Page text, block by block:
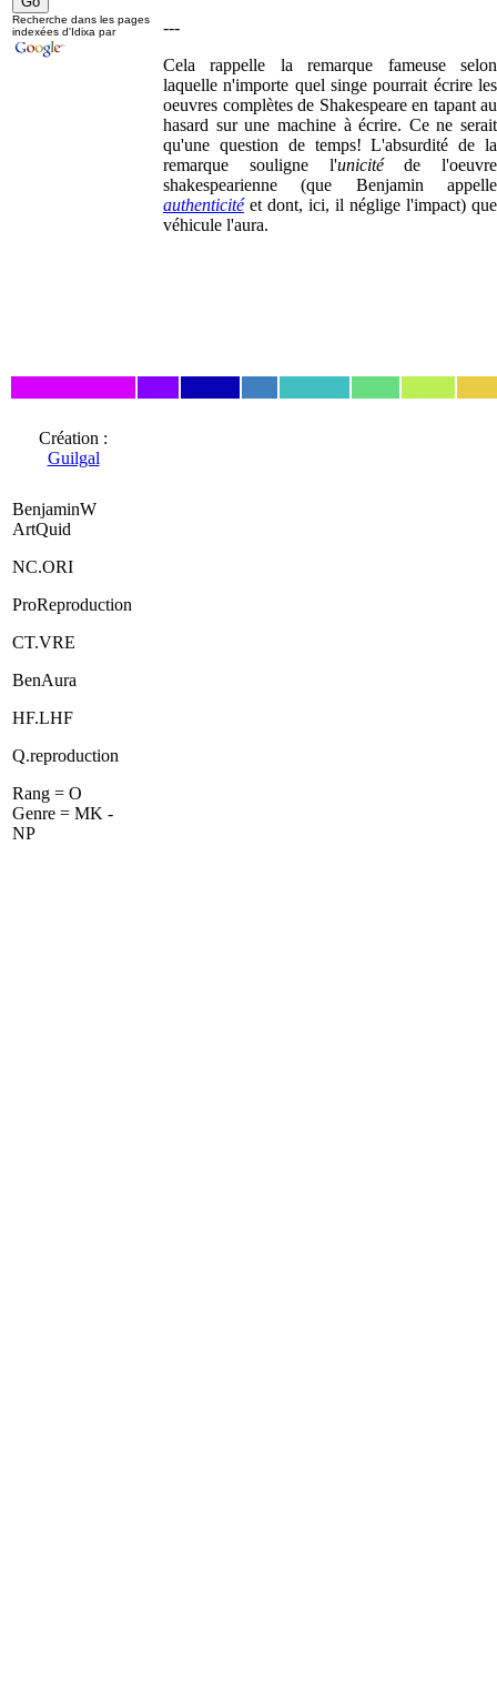
---
Cela rappelle la remarque fameuse selon
laquelle n'importe quel singe pourrait écrire les
oeuvres complètes de Shakespeare en tapant au
hasard sur une machine à écrire. Ce ne serait
qu'une question de temps! L'absurdité de la
remarque souligne l'unicitéde l'oeuvre
shakespearienne (que Benjamin appelle
authenticitéet dont, ici, il néglige l'impact) que
véhicule l'aura.
Recherche dans les pages
indexées d'Idixa par
Création :
Guilgal
BenjaminW
ArtQuid
NC.ORI
ProReproduction
CT.VRE
BenAura
HF.LHF
Q.reproduction
Rang = O
Genre = MK -
NP